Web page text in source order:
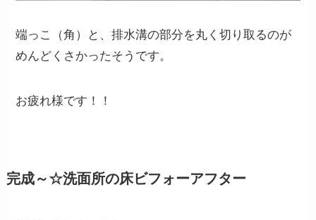
端っこ（角）と、排水溝の部分を丸く切り取るのが
めんどくさかったそうです。
お疲れ様です！！
完成～☆洗面所の床ビフォーアフター